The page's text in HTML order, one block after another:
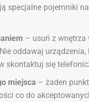
specjalne pojemniki
– usuń z wnętrza
oddawaj
skontaktuj się
miejsca – żaden
co do